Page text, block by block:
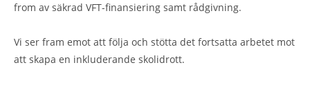
from av säkrad VFT-finansiering samt rådgivning.
Vi ser fram emot att följa och stötta det fortsatta arbetet mot
att skapa en inkluderande skolidrott.